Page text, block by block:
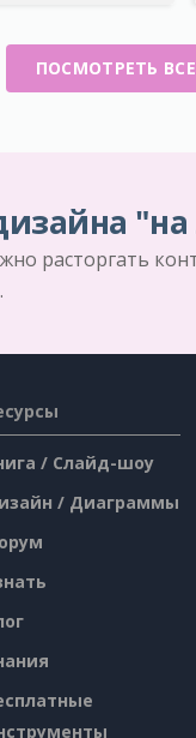
ПОСМОТРЕТЬ
"на
расторгать
/ Слайд-шоу
/ Диаграммы